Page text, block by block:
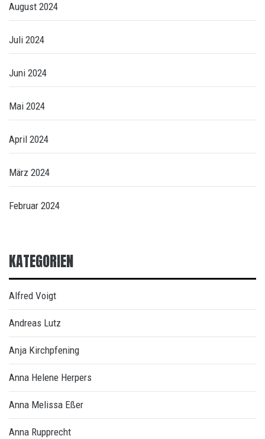
August 2024
Juli 2024
Juni 2024
Mai 2024
April 2024
März 2024
Februar 2024
KATEGORIEN
Alfred Voigt
Andreas Lutz
Anja Kirchpfening
Anna Helene Herpers
Anna Melissa Eßer
Anna Rupprecht